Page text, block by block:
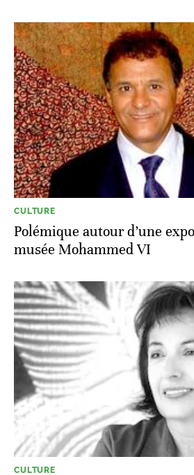
CULTURE
Polémique autour d’une
musée Mohammed VI
CULTURE